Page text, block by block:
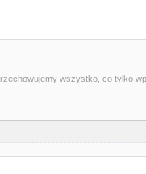
wszystko, co tylko